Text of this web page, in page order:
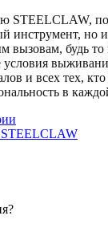
STEELCLAW,
инструмент, но
вызовам, будь то
условия
и всех тех,
в
STEELCLAW